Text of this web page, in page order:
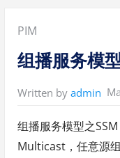
Posted
in:
PIM
组播服务模
Written by admin
组播服务模型之
Multicast，任意源